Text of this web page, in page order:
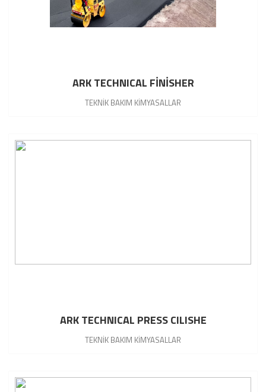
ARK TECHNICAL FİNİSHER
TEKNİK BAKIM KİMYASALLAR
ARK TECHNICAL PRESS CILISHE
TEKNİK BAKIM KİMYASALLAR